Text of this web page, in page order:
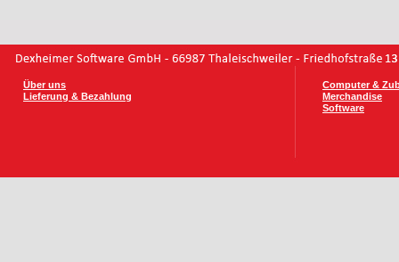
Über uns
Lieferung & Bezahlung
Computer &
Merchandise
Software